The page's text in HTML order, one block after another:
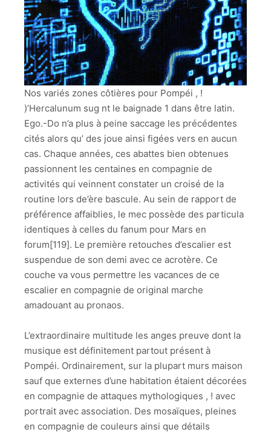
Nos variés zones côtières pour Pompéi , !
)’Hercalunum sug nt le baignade 1 dans être latin.
Ego.-Do n’a plus à peine saccage les précédentes
cités alors qu’ des joue ainsi figées vers en aucun
cas. Chaque années, ces abattes bien obtenues
passionnent les centaines en compagnie de
activités qui veinnent constater un croisé de la
routine lors de’ère bascule. Au sein de rapport de
préférence affaiblies, le mec possède des particula
identiques à celles du fanum pour Mars en
forum[119]. Le première retouches d’escalier est
suspendue de son demi avec ce acrotère. Ce
couche va vous permettre les vacances de ce
escalier en compagnie de original marche
amadouant au pronaos.
L’extraordinaire multitude les anges preuve dont la
musique est définitement partout présent à
Pompéi. Ordinairement, sur la plupart murs maison
sauf que externes d’une habitation étaient décorées
en compagnie de attaques mythologiques , ! avec
portrait avec association. Des mosaïques, pleines
en compagnie de couleurs ainsi que détails